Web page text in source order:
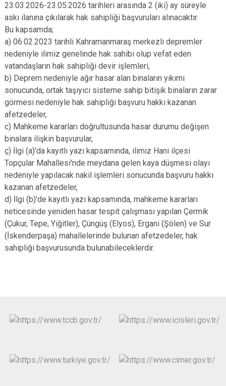
23.03.2026-23.05.2026 tarihleri arasında 2 (iki) ay süreyle
askı ilanına çıkılarak hak sahipliği başvuruları alınacaktır.
Bu kapsamda;
a) 06.02.2023 tarihli Kahramanmaraş merkezli depremler
nedeniyle ilimiz genelinde hak sahibi olup vefat eden
vatandaşların hak sahipliği devir işlemleri,
b) Deprem nedeniyle ağır hasar alan binaların yıkımı
sonucunda, ortak taşıyıcı sisteme sahip bitişik binaların zarar
görmesi nedeniyle hak sahipliği başvuru hakkı kazanan
afetzedeler,
c) Mahkeme kararları doğrultusunda hasar durumu değişen
binalara ilişkin başvurular,
ç) İlgi (a)'da kayıtlı yazı kapsamında, ilimiz Hani ilçesi
Topçular Mahallesi'nde meydana gelen kaya düşmesi olayı
nedeniyle yapılacak nakil işlemleri sonucunda başvuru hakkı
kazanan afetzedeler,
d) İlgi (b)'de kayıtlı yazı kapsamında, mahkeme kararları
neticesinde yeniden hasar tespit çalışması yapılan Çermik
(Çukur, Tepe, Yiğitler), Çüngüş (Elyos), Ergani (Şölen) ve Sur
(İskenderpaşa) mahallelerinde bulunan afetzedeler, hak
sahipliği başvurusunda bulunabileceklerdir.